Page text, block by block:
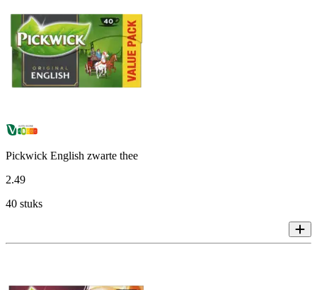
Pickwick English zwarte thee
2.49
40 stuks